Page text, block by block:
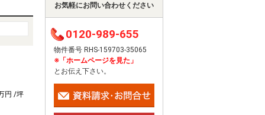
円 /坪
お気軽にお問い合わせください
0120-989-655
物件番号 RHS-159703-35065
※「ホームページを見た」
とお伝え下さい。